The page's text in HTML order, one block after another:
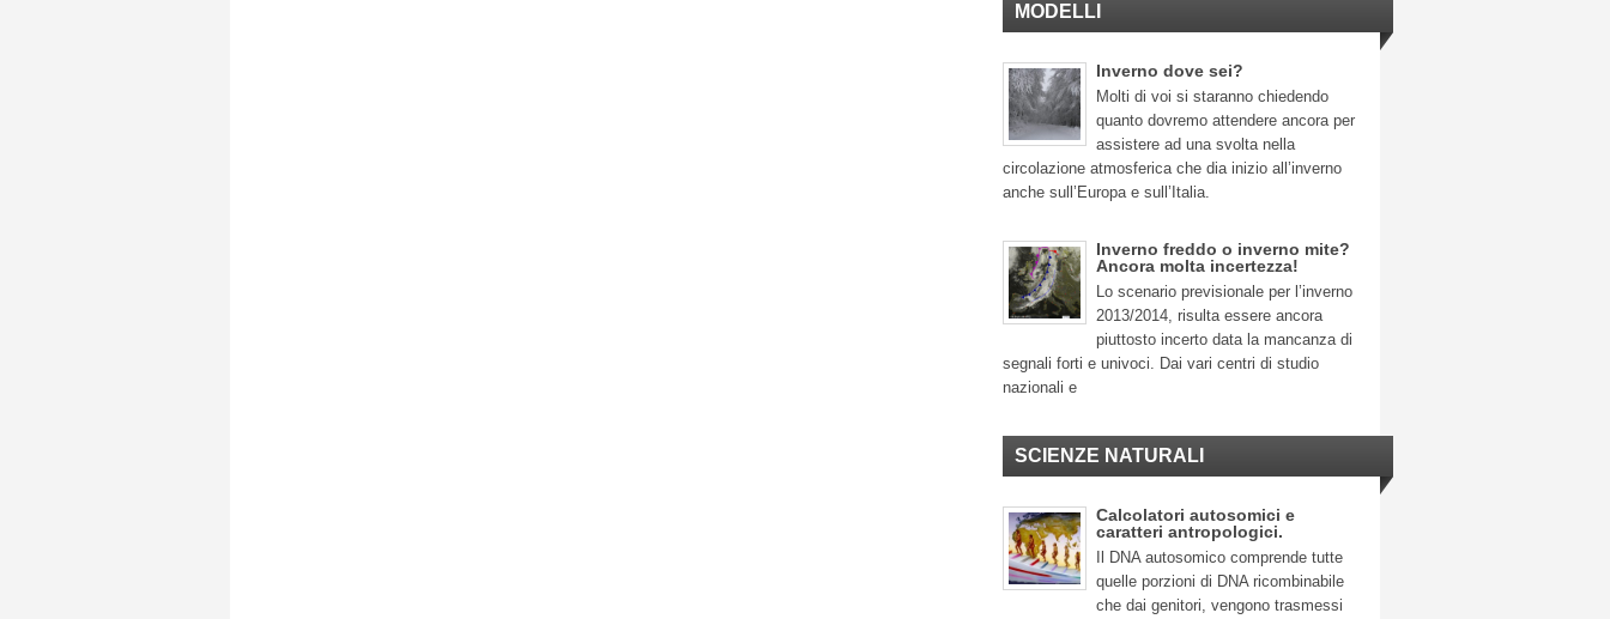
MODELLI
Inverno dove sei?
Molti di voi si staranno chiedendo
quanto dovremo attendere ancora per
assistere ad una svolta nella
circolazione atmosferica che dia inizio all’inverno
anche sull’Europa e sull’Italia.
Inverno freddo o inverno mite?
Ancora molta incertezza!
Lo scenario previsionale per l’inverno
2013/2014, risulta essere ancora
piuttosto incerto data la mancanza di
segnali forti e univoci. Dai vari centri di studio
nazionali e
SCIENZE NATURALI
Calcolatori autosomici e
caratteri antropologici.
Il DNA autosomico comprende tutte
quelle porzioni di DNA ricombinabile
che dai genitori, vengono trasmessi